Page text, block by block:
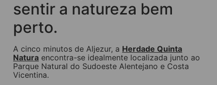
sentir a natureza bem
perto.
A cinco minutos de Aljezur, a Herdade Quinta
Natura encontra-se idealmente localizada junto ao
Parque Natural do Sudoeste Alentejano e Costa
Vicentina.